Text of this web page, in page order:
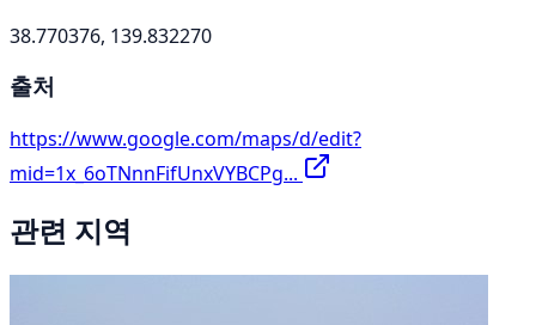
38.770376, 139.832270
출처
https://www.google.com/maps/d/edit?
mid=1x_6oTNnnFifUnxVYBCPg...
관련 지역